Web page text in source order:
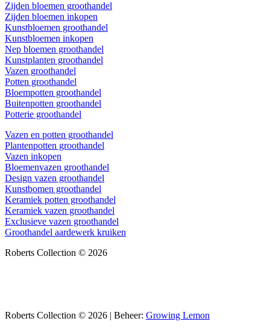
Zijden bloemen groothandel
Zijden bloemen inkopen
Kunstbloemen groothandel
Kunstbloemen inkopen
Nep bloemen groothandel
Kunstplanten groothandel
Vazen groothandel
Potten groothandel
Bloempotten groothandel
Buitenpotten groothandel
Potterie groothandel
Vazen en potten groothandel
Plantenpotten groothandel
Vazen inkopen
Bloemenvazen groothandel
Design vazen groothandel
Kunstbomen groothandel
Keramiek potten groothandel
Keramiek vazen groothandel
Exclusieve vazen groothandel
Groothandel aardewerk kruiken
Roberts Collection © 2026
Roberts Collection © 2026 | Beheer: Growing Lemon